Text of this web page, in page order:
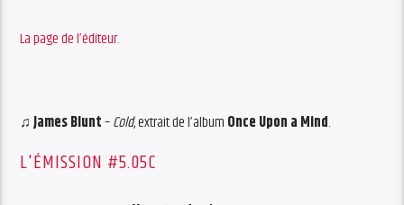
La page de l’éditeur.
♫James Blunt–Cold, extrait de l’album Once Upon a Mind.
L'ÉMISSION #5.05C